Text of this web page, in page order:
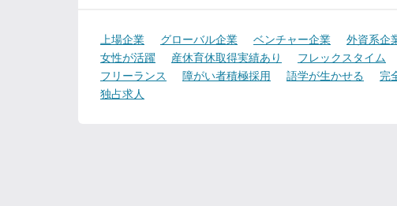
上場企業 グローバル企業 ベンチャー企業 外資系企
女性が活躍
産休育休取得実績あり フレックスタイム
フリーランス
障がい者積極採用 語学が生かせる 完
独占求人